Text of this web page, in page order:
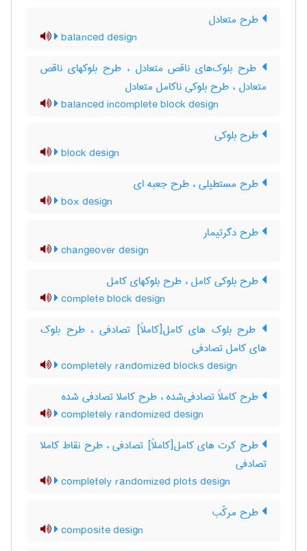
طرح متعادل
balanced design
طرح بلوک‌های ناقص متعادل ، طرح بلوکهای ناقص
متعادل ، طرح بلوکی ناکامل متعادل
balanced incomplete block design
طرح بلوکی
block design
طرح مستطیلی ، طرح جعبه ای
box design
طرح دگرتیمار
changeover design
طرح بلوکی کامل ، طرح بلوکهای کامل
complete block design
طرح بلوک های کامل[کاملاً] تصادفی ، طرح بلوک
های کامل تصادفی
completely randomized blocks design
طرح کاملاً تصادفی‌شده ، طرح کاملا تصادفی شده
completely randomized design
طرح کرت های کامل[کاملاً] تصادفی ، طرح نقاط کاملا
تصادفی
completely randomized plots design
طرح مرکّب
composite design